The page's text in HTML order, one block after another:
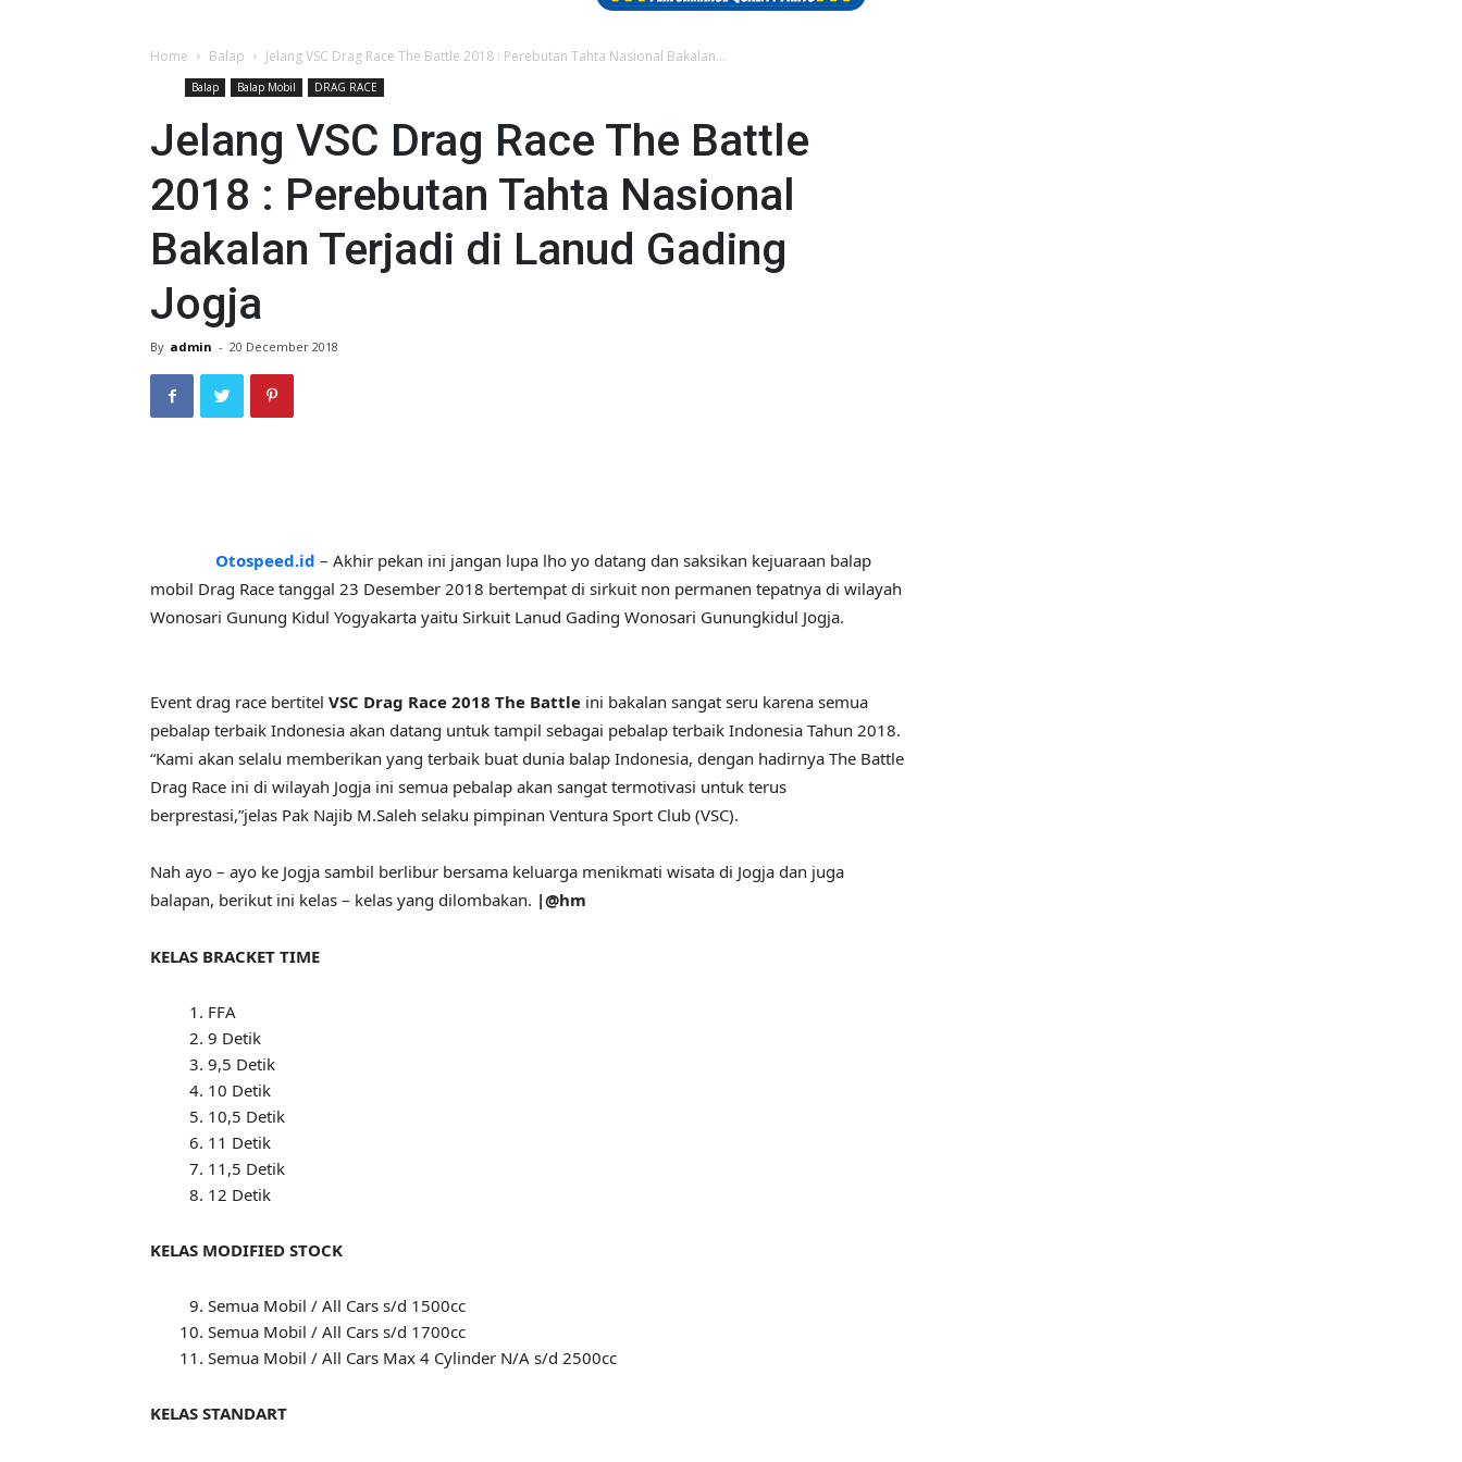
Home Balap Jelang VSC Drag Race The Battle 2018 : Perebutan Tahta Nasional Bakalan...
Balap Balap Mobil DRAG RACE
Jelang VSC Drag Race The Battle
2018 : Perebutan Tahta Nasional
Bakalan Terjadi di Lanud Gading
Jogja
By admin - 20 December 2018
Otospeed.id – Akhir pekan ini jangan lupa lho yo datang dan saksikan kejuaraan balap
mobil Drag Race tanggal 23 Desember 2018 bertempat di sirkuit non permanen tepatnya di wilayah
Wonosari Gunung Kidul Yogyakarta yaitu Sirkuit Lanud Gading Wonosari Gunungkidul Jogja.
Event drag race bertitel VSC Drag Race 2018 The Battle ini bakalan sangat seru karena semua
pebalap terbaik Indonesia akan datang untuk tampil sebagai pebalap terbaik Indonesia Tahun 2018.
“Kami akan selalu memberikan yang terbaik buat dunia balap Indonesia, dengan hadirnya The Battle
Drag Race ini di wilayah Jogja ini semua pebalap akan sangat termotivasi untuk terus
berprestasi,”jelas Pak Najib M.Saleh selaku pimpinan Ventura Sport Club (VSC).
Nah ayo – ayo ke Jogja sambil berlibur bersama keluarga menikmati wisata di Jogja dan juga
balapan, berikut ini kelas – kelas yang dilombakan. |@hm
KELAS BRACKET TIME
FFA
9 Detik
9,5 Detik
10 Detik
10,5 Detik
11 Detik
11,5 Detik
12 Detik
KELAS MODIFIED STOCK
Semua Mobil / All Cars s/d 1500cc
Semua Mobil / All Cars s/d 1700cc
Semua Mobil / All Cars Max 4 Cylinder N/A s/d 2500cc
KELAS STANDART